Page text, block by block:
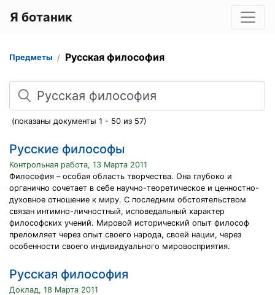
Я ботаник
Предметы Русская философия
Поиск
(показаны документы 1 - 50 из 57)
Русские философы
Контрольная работа, 13 Марта 2011
Философия – особая область творчества. Она глубоко и
органично сочетает в себе научно-теоретическое и ценностно-
духовное отношение к миру. С последним обстоятельством
связан интимно-личностный, исповедальный характер
философских учений. Мировой исторический опыт философ
преломляет через опыт своего народа, своей нации, через
особенности своего индивидуального мировосприятия.
Русская философия
Доклад, 18 Марта 2011